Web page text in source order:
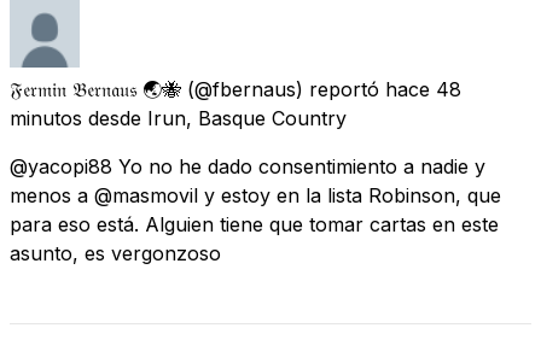
𝔉𝔢𝔯𝔪𝔦𝔫 𝔅𝔢𝔯𝔫𝔞𝔲𝔰 🌏🐝 (@fbernaus) reportó hace 48
minutos desde Irun, Basque Country
@yacopi88 Yo no he dado consentimiento a nadie y
menos a @masmovil y estoy en la lista Robinson, que
para eso está. Alguien tiene que tomar cartas en este
asunto, es vergonzoso